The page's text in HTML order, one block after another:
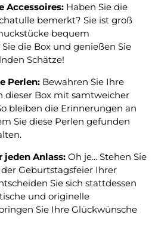
Accessoires: Haben Sie die
bemerkt? Sie ist groß
bequem
die Box und genießen Sie
Schätze!
Perlen: Bewahren Sie Ihre
dieser Box mit samtweicher
bleiben die Erinnerungen an
Sie diese Perlen gefunden
jeden Anlass: Oh je... Stehen Sie
Geburtstagsfeier Ihrer
Sie sich stattdessen
und originelle
Sie Ihre Glückwünsche